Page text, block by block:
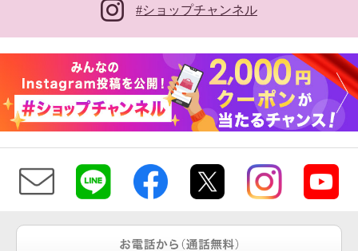
#ショップチャンネル